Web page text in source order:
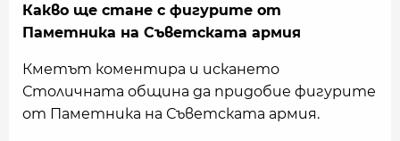
Какво ще стане с фигурите от
Паметника на Съветската армия
Кметът коментира и искането
Столичната община да придобие фигурите
от Паметника на Съветската армия.